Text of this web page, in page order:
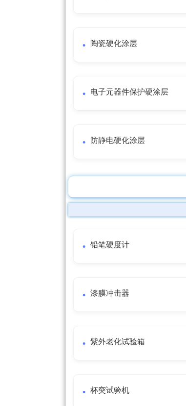
陶瓷硬化涂层
电子元器件保护硬涂层
防静电硬化涂层
铅笔硬度计
漆膜冲击器
紫外老化试验箱
杯突试验机